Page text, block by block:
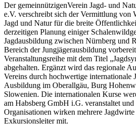
Der gemeinnützigenVerein Jagd- und
e.V. verschreibt sich der Vermittlung von
Jagd und Natur für die breite
derzeitigen Planung einiger
Jagdausbildung zwischen Nürnberg und
Bereich der Jungjägerausbildung
Veranstaltungsreihe mit dem Titel
abgehalten. Ergänzt wird das regionale
Vereins durch hochwertige internationale
Ausbildung im Oberallgäu, Burg
Slowenien. Die internationalen Kurse
am Habsberg GmbH i.G. veranstaltet
Organisationen wirken mehrere
Exkursionsleiter mit.